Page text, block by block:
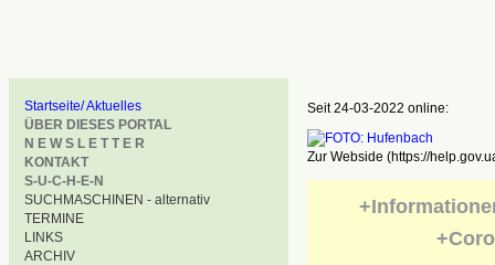
Startseite/ Aktuelles
ÜBER DIESES PORTAL
N E W S L E T T E R
KONTAKT
S-U-C-H-E-N
SUCHMASCHINEN - alternativ
TERMINE
LINKS
ARCHIV
Seit 24-03-2022 online:
Zur Webside (https://